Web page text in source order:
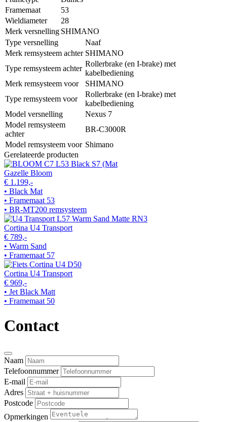
Framemaat
53
Wieldiameter
28
Merk versnelling SHIMANO
Type versnelling
Naaf
Merk remsysteem achter SHIMANO
Type remsysteem achter
Rollerbrake (en I-brake) met
kabelbediening
Merk remsysteem voor
SHIMANO
Type remsysteem voor
Rollerbrake (en I-brake) met
kabelbediening
Model versnelling
Nexus 7
Model remsysteem
achter
BR-C3000R
Model remsysteem voor Shimano
Gerelateerde producten
Gazelle Bloom
€ 1.199,-
• Black Mat
• Framemaat 53
• BR-MT200 remsysteem
Cortina U4 Transport
€ 789,-
• Warm Sand
• Framemaat 57
Cortina U4 Transport
€ 969,-
• Jet Black Matt
• Framemaat 50
Contact
Naam
Telefoonnummer
E-mail
Adres
Postcode
Opmerkingen